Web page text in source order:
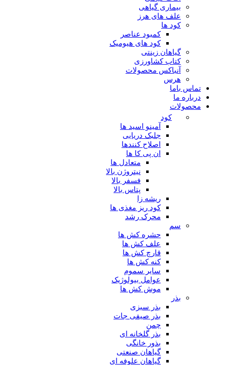
بیماری گیاهی
علف های هرز
کود ها
کمبود عناصر
کود های هیومیک
گیاهان زینتی
کتاب کشاورزی
آنباکس محصولات
هرس
تماس باما
درباره ما
محصولات
کود
آمینو اسید ها
جلبک دریایی
اصلاح کنندها
ان پی کا ها
متعادل ها
نیتروژن بالا
فسفر بالا
پتاس بالا
ریشه زا
کود ریز مغذی ها
محرک رشد
سم
حشره کش ها
علف کش ها
قارچ کش ها
کنه کش ها
سایر سموم
عوامل بیولوژیک
موش کش ها
بذر
بذر سبزی
بذر صیفی جات
چمن
بذر گلخانه ای
بذور خانگی
گیاهان صنعتی
گیاهان علوفه ای